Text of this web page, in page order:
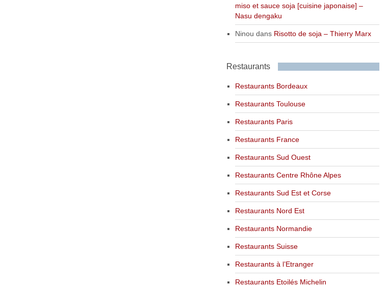
miso et sauce soja [cuisine japonaise] –
Nasu dengaku
Ninou dans Risotto de soja – Thierry Marx
Restaurants
Restaurants Bordeaux
Restaurants Toulouse
Restaurants Paris
Restaurants France
Restaurants Sud Ouest
Restaurants Centre Rhône Alpes
Restaurants Sud Est et Corse
Restaurants Nord Est
Restaurants Normandie
Restaurants Suisse
Restaurants à l’Etranger
Restaurants Etoilés Michelin